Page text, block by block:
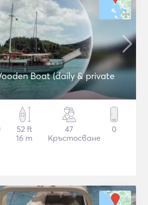
Boat (daily & private
52 ft
16 m
47
Кръстосване
0